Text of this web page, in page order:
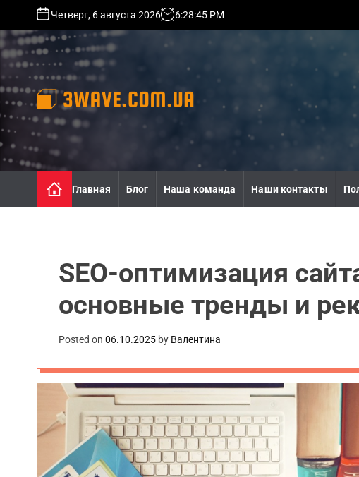
p
o
o
n
t
e
Четверг, 6 августа 2026 6:28:46 PM
3
w
a
v
c
Главная Блог Наша команда Наши контакты
SEO-оптимизация
основные тренды и
Posted on 06.10.2025 by Валентина